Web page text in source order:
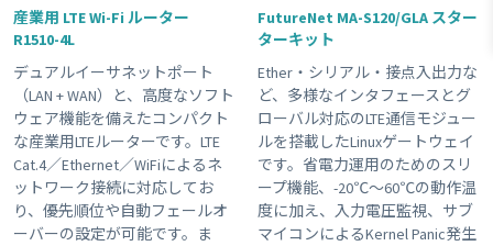
#接点出力 #スターターキット商品 #超音波センサー
#LTE #planX1
#Wi-Fi #ゲートウェイ #plan-DU #温度センサー
#組み込み #USB電源 #KDDI網 対応商品 #plan-D
#海外キャリア網 対応商品 #plan01s-LDV #3G #GPS
Clear All
産業用 LTE Wi-Fi ルーター
R1510-4L
デュアルイーサネットポート
（LAN + WAN）と、高度なソフト
ウェア機能を備えたコンパクト
な産業用LTEルーターです。LTE
Cat.4／Ethernet／WiFiによるネ
ットワーク接続に対応してお
り、優先順位や自動フェールオ
ーバーの設定が可能です。ま
FutureNet MA-S120/GLA スター
ターキット
Ether・シリアル・接点入出力な
ど、多様なインタフェースとグ
ローバル対応のLTE通信モジュー
ルを搭載したLinuxゲートウェイ
です。省電力運用のためのスリ
ープ機能、-20℃～60℃の動作温
度に加え、入力電圧監視、サブ
マイコンによるKernel Panic発生